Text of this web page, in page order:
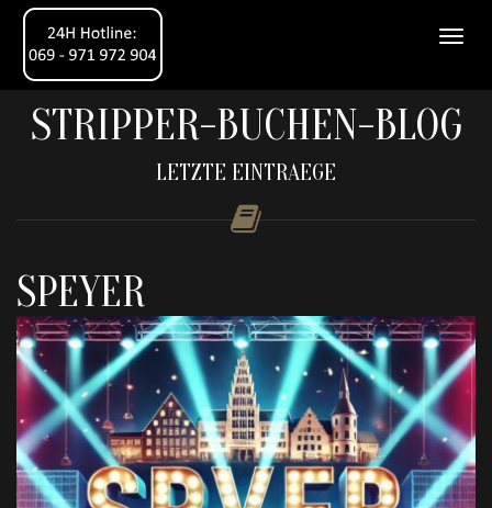
STRIPPER-BUCHEN-BLOG
LETZTE EINTRAEGE
SPEYER